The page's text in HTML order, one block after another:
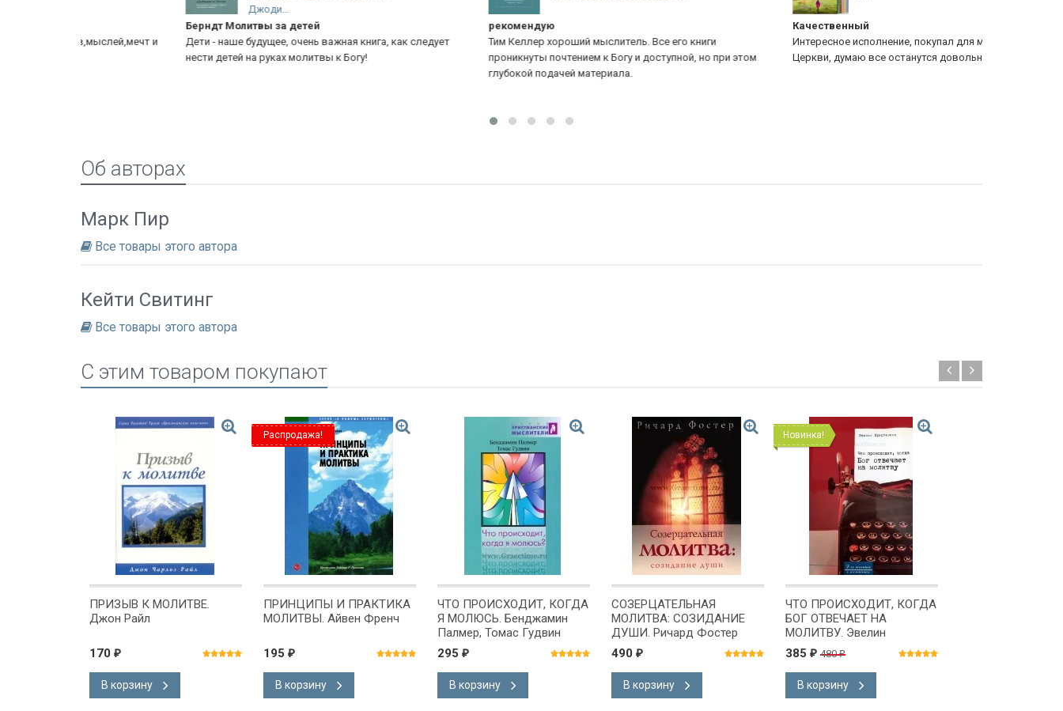
Берндт Молитвы за детей
Дети - наше будущее, очень важная книга, как следует
нести детей на руках молитвы к Богу!
Тим Келлер хороший мыслитель. Все его книги
проникнуты почтением к Богу и доступной, но при этом
глубокой подачей материала.
Интересное исполнение, покупал для молодежи из
Церкви, думаю все останутся довольны)
Об авторах
Марк Пир
Все товары этого автора
Кейти Свитинг
Все товары этого автора
C этим товаром покупают
ПРИЗЫВ К МОЛИТВЕ.
Джон Райл
170 ₽
В корзину
Распродажа!
ПРИНЦИПЫ И ПРАКТИКА
МОЛИТВЫ. Айвен Френч
195 ₽
В корзину
ЧТО ПРОИСХОДИТ, КОГДА
Я МОЛЮСЬ. Бенджамин
Палмер, Томас Гудвин
295 ₽
В корзину
СОЗЕРЦАТЕЛЬНАЯ
МОЛИТВА: СОЗИДАНИЕ
ДУШИ. Ричард Фостер
490 ₽
В корзину
Новинка!
ЧТО ПРОИСХОДИТ, КОГДА
БОГ ОТВЕЧАЕТ НА
МОЛИТВУ. Эвелин
Кристенсон
385 ₽ 480₽
В корзину